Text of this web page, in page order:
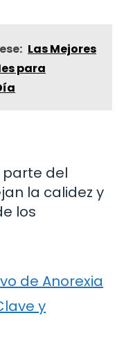
Las Mejores
para
parte del
la calidez y
los
de Anorexia
y